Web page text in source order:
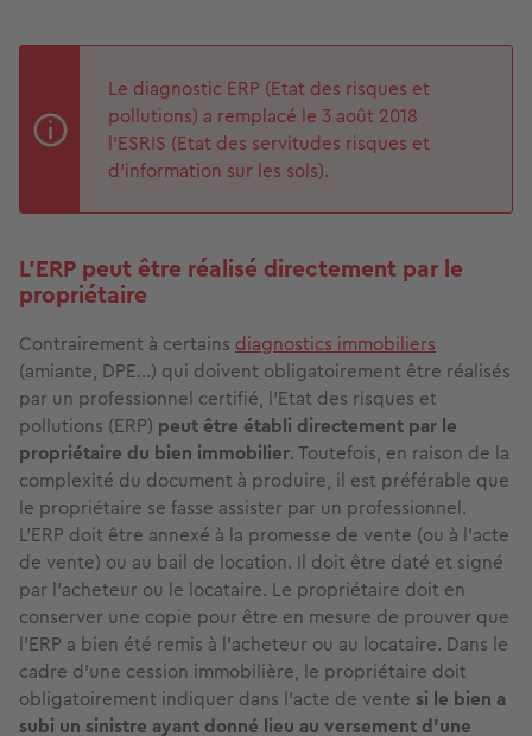
Le diagnostic ERP (Etat des risques et
pollutions) a remplacé le 3 août 2018
l’ESRIS (Etat des servitudes risques et
d'information sur les sols).
L’ERP peut être réalisé directement par le
propriétaire
Contrairement à certains diagnostics immobiliers
(amiante, DPE…) qui doivent obligatoirement être réalisés
par un professionnel certifié, l’Etat des risques et
pollutions (ERP) peut être établi directement par le
propriétaire du bien immobilier. Toutefois, en raison de la
complexité du document à produire, il est préférable que
le propriétaire se fasse assister par un professionnel.
L’ERP doit être annexé à la promesse de vente (ou à l'acte
de vente) ou au bail de location. Il doit être daté et signé
par l'acheteur ou le locataire. Le propriétaire doit en
conserver une copie pour être en mesure de prouver que
l’ERP a bien été remis à l'acheteur ou au locataire. Dans le
cadre d’une cession immobilière, le propriétaire doit
obligatoirement indiquer dans l’acte de vente si le bien a
subi un sinistre ayant donné lieu au versement d'une